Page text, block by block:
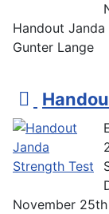
Handout
Gunter Lange
p
d
f
November